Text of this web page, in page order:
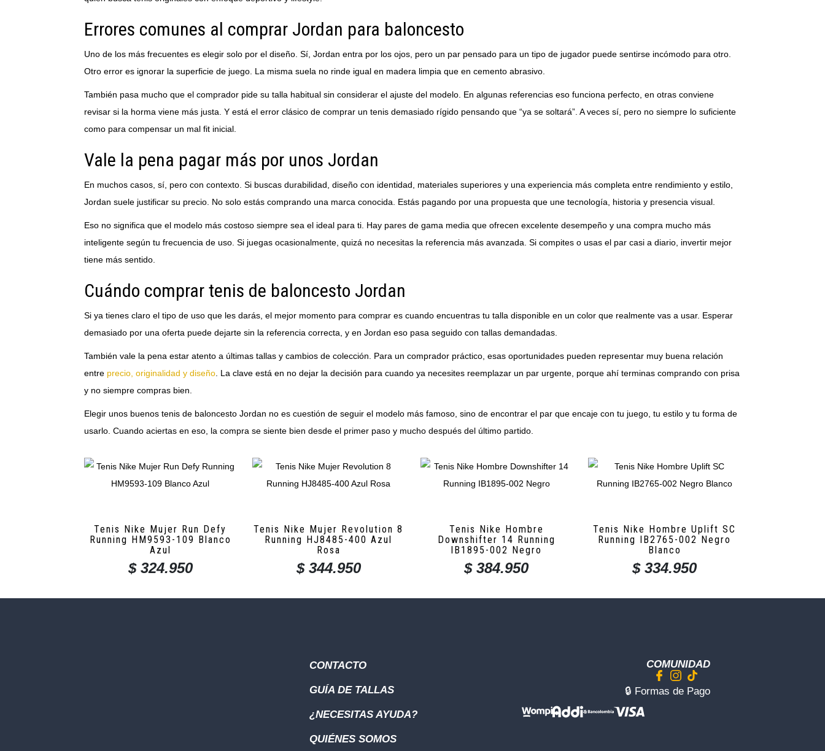
Errores comunes al comprar Jordan para baloncesto
Uno de los más frecuentes es elegir solo por el diseño. Sí, Jordan entra por los ojos, pero un par pensado para un tipo de jugador puede sentirse incómodo para otro.
Otro error es ignorar la superficie de juego. La misma suela no rinde igual en madera limpia que en cemento abrasivo.
También pasa mucho que el comprador pide su talla habitual sin considerar el ajuste del modelo. En algunas referencias eso funciona perfecto, en otras conviene
revisar si la horma viene más justa. Y está el error clásico de comprar un tenis demasiado rígido pensando que “ya se soltará”. A veces sí, pero no siempre lo suficiente
como para compensar un mal fit inicial.
Vale la pena pagar más por unos Jordan
En muchos casos, sí, pero con contexto. Si buscas durabilidad, diseño con identidad, materiales superiores y una experiencia más completa entre rendimiento y estilo,
Jordan suele justificar su precio. No solo estás comprando una marca conocida. Estás pagando por una propuesta que une tecnología, historia y presencia visual.
Eso no significa que el modelo más costoso siempre sea el ideal para ti. Hay pares de gama media que ofrecen excelente desempeño y una compra mucho más
inteligente según tu frecuencia de uso. Si juegas ocasionalmente, quizá no necesitas la referencia más avanzada. Si compites o usas el par casi a diario, invertir mejor
tiene más sentido.
Cuándo comprar tenis de baloncesto Jordan
Si ya tienes claro el tipo de uso que les darás, el mejor momento para comprar es cuando encuentras tu talla disponible en un color que realmente vas a usar. Esperar
demasiado por una oferta puede dejarte sin la referencia correcta, y en Jordan eso pasa seguido con tallas demandadas.
También vale la pena estar atento a últimas tallas y cambios de colección. Para un comprador práctico, esas oportunidades pueden representar muy buena relación
entre precio, originalidad y diseño . La clave está en no dejar la decisión para cuando ya necesites reemplazar un par urgente, porque ahí terminas comprando con prisa
y no siempre compras bien.
Elegir unos buenos tenis de baloncesto Jordan no es cuestión de seguir el modelo más famoso, sino de encontrar el par que encaje con tu juego, tu estilo y tu forma de
usarlo. Cuando aciertas en eso, la compra se siente bien desde el primer paso y mucho después del último partido.
Tenis Nike Mujer Run Defy
Running HM9593-109 Blanco
Azul
$324.950
Tenis Nike Mujer Revolution 8
Running HJ8485-400 Azul
Rosa
$344.950
Tenis Nike Hombre
Downshifter 14 Running
IB1895-002 Negro
$384.950
Tenis Nike Hombre Uplift SC
Running IB2765-002 Negro
Blanco
$334.950
CONTACTO
GUÍA DE TALLAS
¿NECESITAS AYUDA?
QUIÉNES SOMOS
COMUNIDAD
🔒︎ Formas de Pago